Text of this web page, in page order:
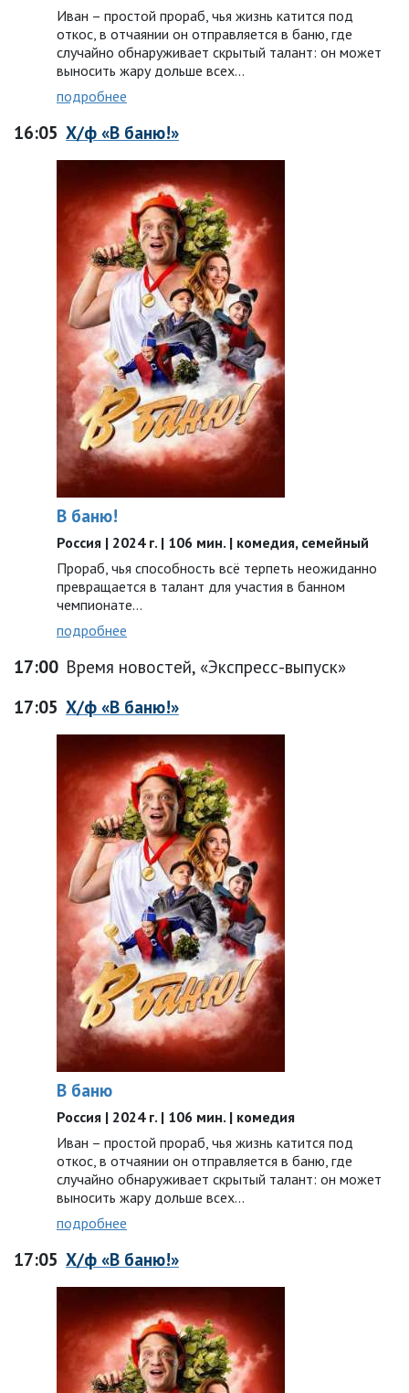
Иван – простой прораб, чья жизнь катится под
откос, в отчаянии он отправляется в баню, где
случайно обнаруживает скрытый талант: он может
выносить жару дольше всех…
подробнее
16:05 Х/ф «В баню!»
В баню!
Россия | 2024 г. | 106 мин. | комедия, семейный
Прораб, чья способность всё терпеть неожиданно
превращается в талант для участия в банном
чемпионате…
подробнее
17:00 Время новостей, «Экспресс-выпуск»
17:05 Х/ф «В баню!»
В баню
Россия | 2024 г. | 106 мин. | комедия
Иван – простой прораб, чья жизнь катится под
откос, в отчаянии он отправляется в баню, где
случайно обнаруживает скрытый талант: он может
выносить жару дольше всех…
подробнее
17:05 Х/ф «В баню!»